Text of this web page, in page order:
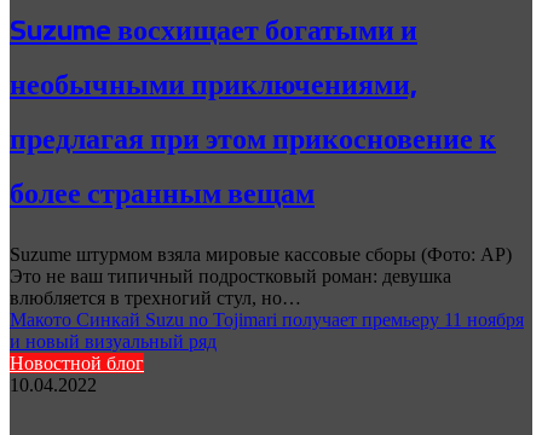
Suzume восхищает богатыми и
необычными приключениями,
предлагая при этом прикосновение к
более странным вещам
Suzume штурмом взяла мировые кассовые сборы (Фото: AP)
Это не ваш типичный подростковый роман: девушка
влюбляется в трехногий стул, но…
Макото Синкай Suzu no Tojimari получает премьеру 11 ноября
и новый визуальный ряд
Новостной блог
10.04.2022